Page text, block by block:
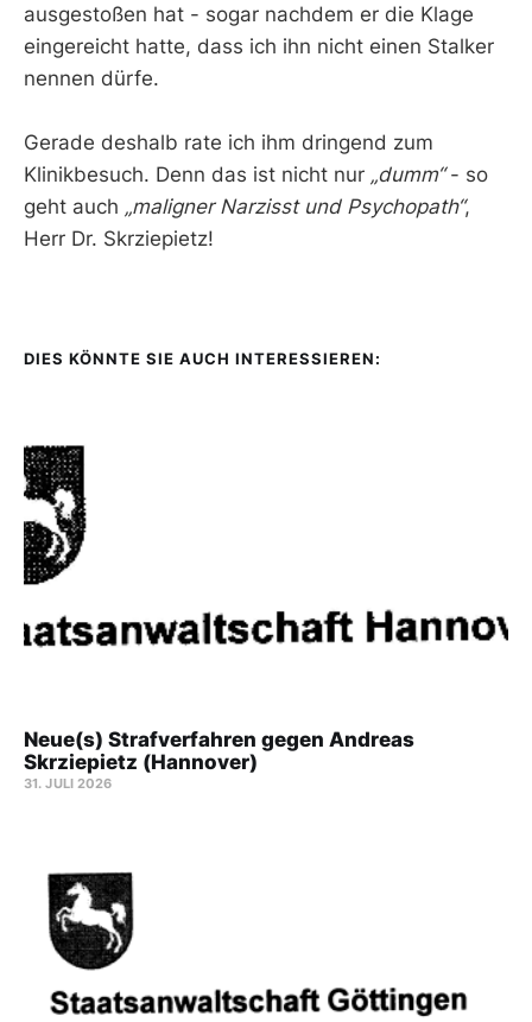
ausgestoßen hat - sogar nachdem er die Klage
eingereicht hatte, dass ich ihn nicht einen Stalker
nennen dürfe.
Gerade deshalb rate ich ihm dringend zum
Klinikbesuch. Denn das ist nicht nur „dumm“- so
geht auch „maligner Narzisst und Psychopath“,
Herr Dr. Skrziepietz!
DIES KÖNNTE SIE AUCH INTERESSIEREN:
Neue(s) Strafverfahren gegen Andreas
Skrziepietz (Hannover)
31. JULI 2026